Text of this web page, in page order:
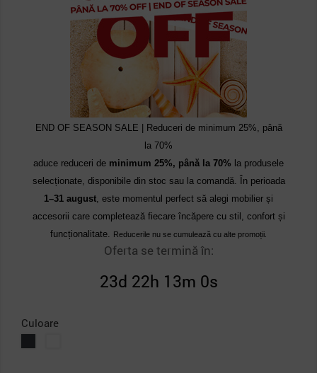
END OF SEASON SALE | Reduceri de minimum 25%, până
la 70%
aduce reduceri de minimum 25%, până la 70% la produsele
selecționate, disponibile din stoc sau la comandă. În perioada
1–31 august, este momentul perfect să alegi mobilier și
accesorii care completează fiecare încăpere cu stil, confort și
funcționalitate. Reducerile nu se cumulează cu alte promoții.
Oferta se termină în:
23d 22h 13m 0s
Culoare